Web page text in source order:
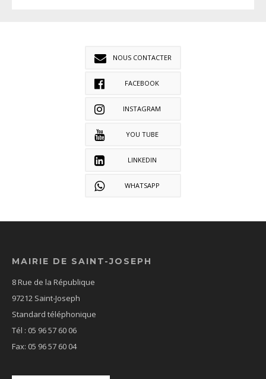
NOUS CONTACTER
FACEBOOK
INSTAGRAM
YOU TUBE
LINKEDIN
WHATSAPP
MAIRIE DE SAINT-JOSEPH
8 Rue de la République
97212 Saint-Joseph
Standard téléphonique
Tél : 05 96 57 60 06
Fax: 05 96 57 60 04